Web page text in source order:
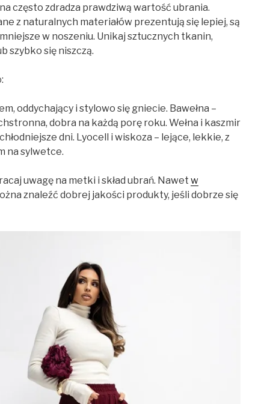
często zdradza prawdziwą wartość ubrania.
z naturalnych materiałów prezentują się lepiej, są
w noszeniu. Unikaj sztucznych tkanin,
szybko się niszczą.
oddychający i stylowo się gniecie. Bawełna –
dobra na każdą porę roku. Wełna i kaszmir
dni. Lyocell i wiskoza – lejące, lekkie, z
na sylwetce.
uwagę na metki i skład ubrań. Nawet w
znaleźć dobrej jakości produkty, jeśli dobrze się